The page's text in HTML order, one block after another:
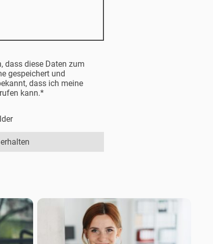
dass diese Daten zum
gespeichert und
dass ich meine
kann.*